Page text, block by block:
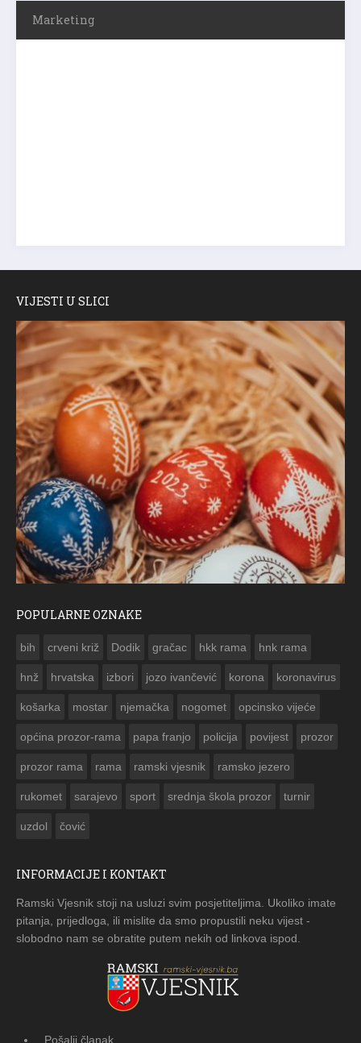
Marketing
VIJESTI U SLICI
POPULARNE OZNAKE
bih crveni križ Dodik gračac hkk rama hnk rama
hnž hrvatska izbori jozo ivančević korona koronavirus
košarka mostar njemačka nogomet opcinsko vijeće
općina prozor-rama papa franjo policija povijest prozor
prozor rama rama ramski vjesnik ramsko jezero
rukomet sarajevo sport srednja škola prozor turnir
uzdol čović
INFORMACIJE I KONTAKT
Ramski Vjesnik stoji na usluzi svim posjetiteljima. Ukoliko imate
pitanja, prijedloga, ili mislite da smo propustili neku vijest -
slobodno nam se obratite putem nekih od linkova ispod.
Pošalji članak